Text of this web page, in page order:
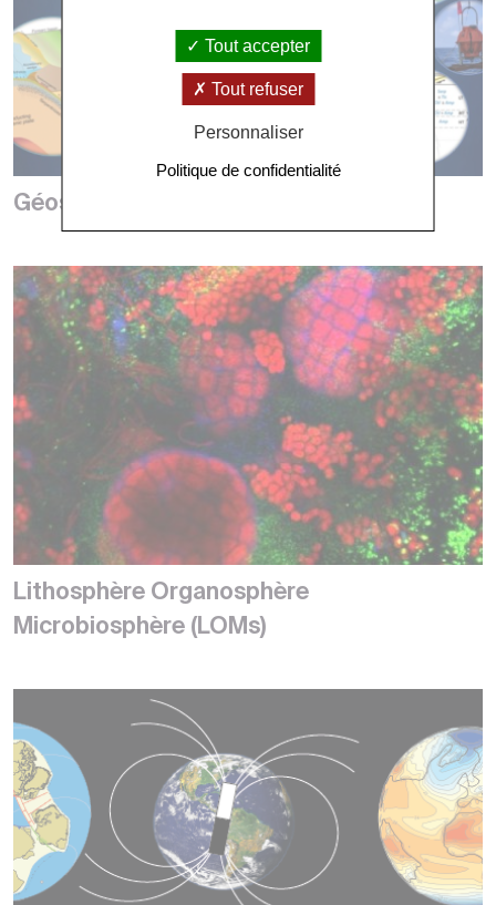
Géosciences marines
Lithosphère Organosphère
Microbiosphère (LOMs)
Tout accepter
Tout refuser
Personnaliser
Politique de confidentialité